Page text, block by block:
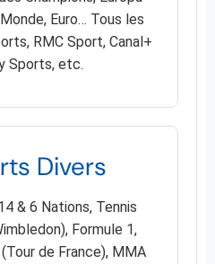
Euro… Tous les
RMC Sport, Canal+
Sports, etc.
Divers
& 6 Nations, Tennis
Formule 1,
de France), MMA